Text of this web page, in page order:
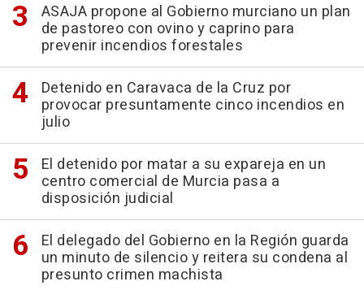
ASAJA propone al Gobierno murciano un plan
de pastoreo con ovino y caprino para
prevenir incendios forestales
Detenido en Caravaca de la Cruz por
provocar presuntamente cinco incendios en
julio
El detenido por matar a su expareja en un
centro comercial de Murcia pasa a
disposición judicial
El delegado del Gobierno en la Región guarda
un minuto de silencio y reitera su condena al
presunto crimen machista